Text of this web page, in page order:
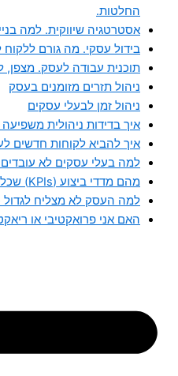
החלטות.
אסטרטגיה שיווקית. למה
בידול עסקי. מה גורם ללקוח
תוכנית עבודה לעסק.
ניהול תזרים מזומנים בעסק
ניהול זמן לבעלי עסקים
איך בדידות ניהולית
איך להביא לקוחות חדשים
למה בעלי עסקים לא עובדים
מהם מדדי ביצוע (KPIs) שכל בעל עסק חייב למדוד
למה העסק לא מצליח לגדול
האם אני פרואקטיבי או